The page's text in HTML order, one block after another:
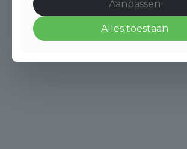
Aanpassen
Alles toestaan